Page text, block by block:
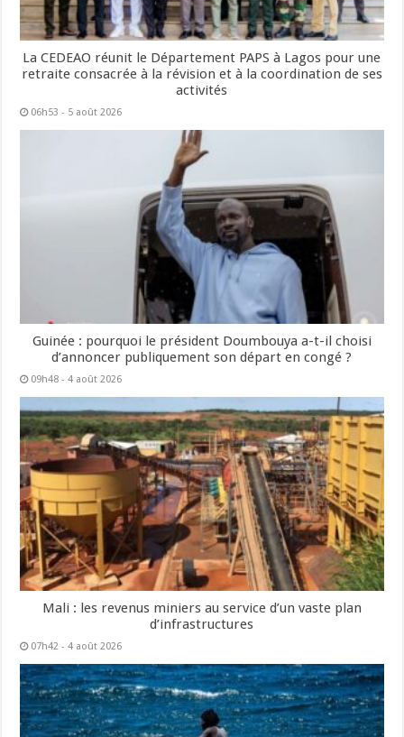
La CEDEAO réunit le Département PAPS à Lagos pour une
retraite consacrée à la révision et à la coordination de ses
activités
06h53 - 5 août 2026
Guinée : pourquoi le président Doumbouya a-t-il choisi
d’annoncer publiquement son départ en congé ?
09h48 - 4 août 2026
Mali : les revenus miniers au service d’un vaste plan
d’infrastructures
07h42 - 4 août 2026